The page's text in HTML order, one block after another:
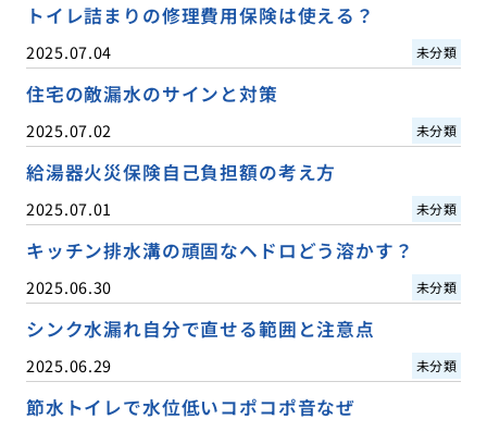
トイレ詰まりの修理費用保険は使える？
2025.07.04 未分類
住宅の敵漏水のサインと対策
2025.07.02 未分類
給湯器火災保険自己負担額の考え方
2025.07.01 未分類
キッチン排水溝の頑固なヘドロどう溶かす？
2025.06.30 未分類
シンク水漏れ自分で直せる範囲と注意点
2025.06.29 未分類
節水トイレで水位低いコポコポ音なぜ